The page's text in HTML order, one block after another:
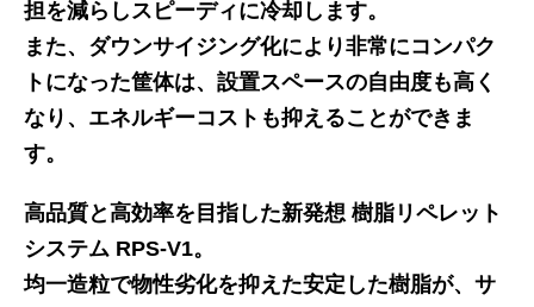
担を減らしスピーディに冷却します。
また、ダウンサイジング化により非常にコンパク
トになった筐体は、設置スペースの自由度も高く
なり、エネルギーコストも抑えることができま
す。
高品質と高効率を目指した新発想 樹脂リペレット
システム RPS-V1。
均一造粒で物性劣化を抑えた安定した樹脂が、サ